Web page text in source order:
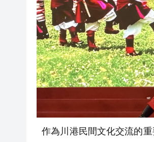
作為川港民間文化交流的